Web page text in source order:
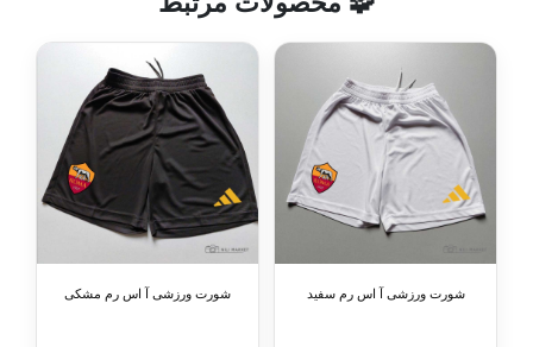
شورت ورزشی آ اس رم سفید شورت ورزشی آ اس رم مشکی